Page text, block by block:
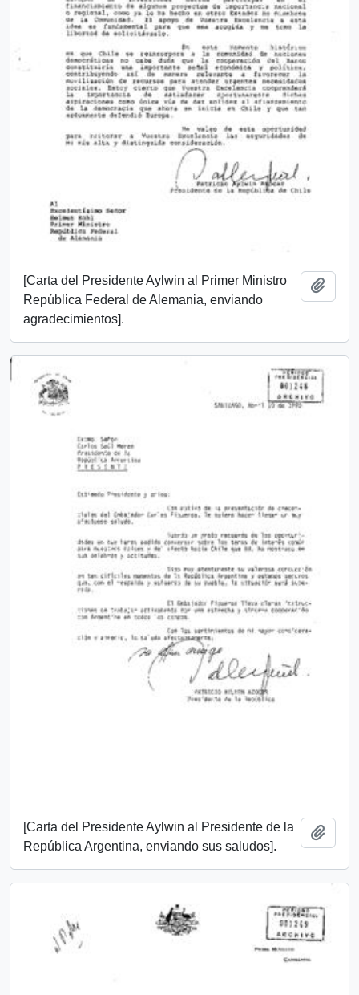
[Carta del Presidente Aylwin al Primer Ministro
República Federal de Alemania, enviando
agradecimientos].
[Carta del Presidente Aylwin al Presidente de la
República Argentina, enviando sus saludos].